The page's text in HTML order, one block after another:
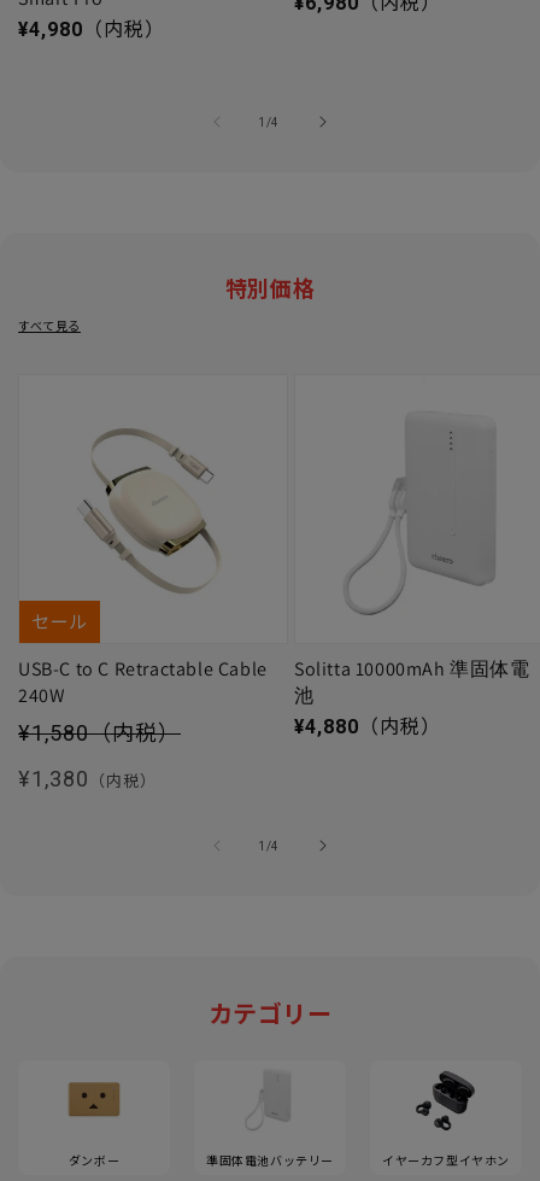
通常価格
¥4,980 （内税）
1 /
の4
特別価格
すべて見る
セール
USB-C to C Retractable Cable
240W
セール価格
¥1,580（内税）
通常価格
¥1,380 （内税）
Solitta 10000mAh 準固体電
池
通常価格
¥4,880 （内税）
1 /
の4
カテゴリー
ダンボー 準固体電池バッテリー イヤーカフ型イヤホン